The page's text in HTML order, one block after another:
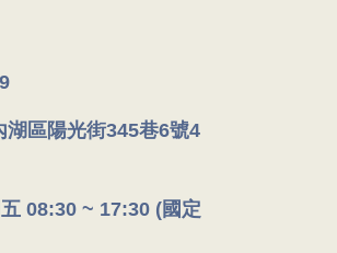
區陽光街345巷6號4
08:30 ~ 17:30 (國定